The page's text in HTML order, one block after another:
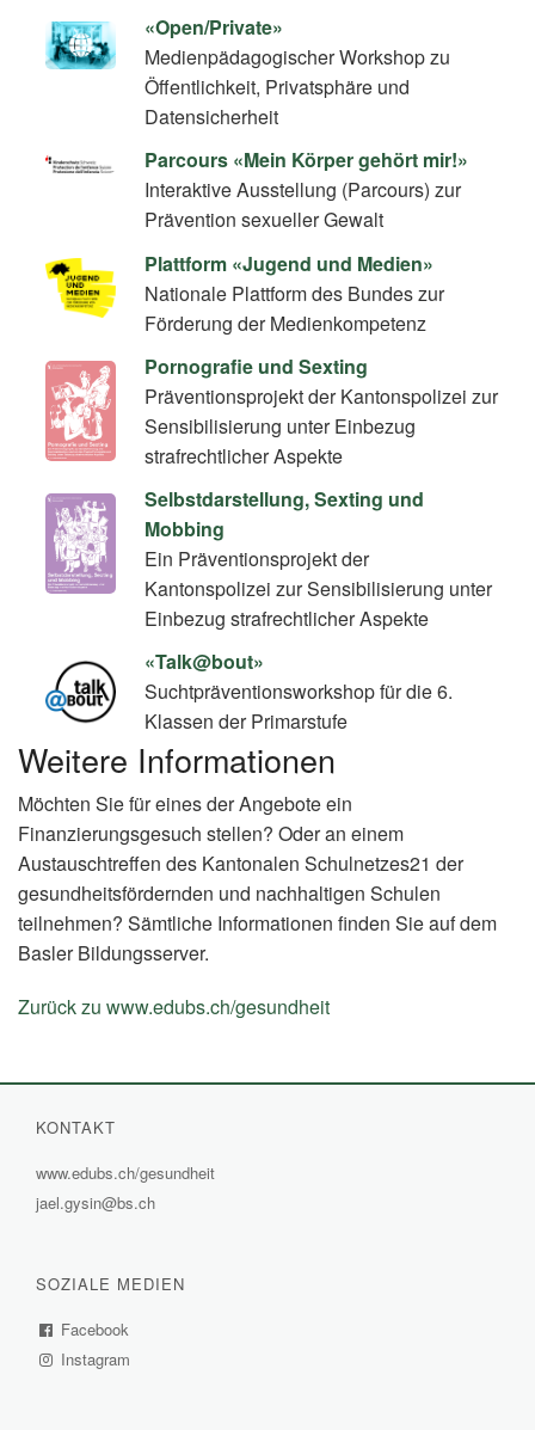
«Open/Private»
Medienpädagogischer Workshop zu
Öffentlichkeit, Privatsphäre und
Datensicherheit
Parcours «Mein Körper gehört mir!»
Interaktive Ausstellung (Parcours) zur
Prävention sexueller Gewalt
Plattform «Jugend und Medien»
Nationale Plattform des Bundes zur
Förderung der Medienkompetenz
Pornografie und Sexting
Präventionsprojekt der Kantonspolizei zur
Sensibilisierung unter Einbezug
strafrechtlicher Aspekte
Selbstdarstellung, Sexting und
Mobbing
Ein Präventionsprojekt der
Kantonspolizei zur Sensibilisierung unter
Einbezug strafrechtlicher Aspekte
«Talk@bout»
Suchtpräventionsworkshop für die 6.
Klassen der Primarstufe
Weitere Informationen
Möchten Sie für eines der Angebote ein
Finanzierungsgesuch stellen? Oder an einem
Austauschtreffen des Kantonalen Schulnetzes21 der
gesundheitsfördernden und nachhaltigen Schulen
teilnehmen? Sämtliche Informationen finden Sie auf dem
Basler Bildungsserver.
Zurück zu www.edubs.ch/gesundheit
KONTAKT
www.edubs.ch/gesundheit
jael.gysin@bs.ch
SOZIALE MEDIEN
Facebook
Instagram